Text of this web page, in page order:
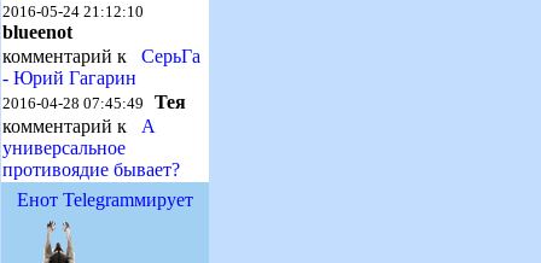
2016-05-24 21:12:10
blueenot
комментарий к СерьГа
- Юрий Гагарин
2016-04-28 07:45:49 Тея
комментарий к А
универсальное
противоядие бывает?
Енот Telegramмирует